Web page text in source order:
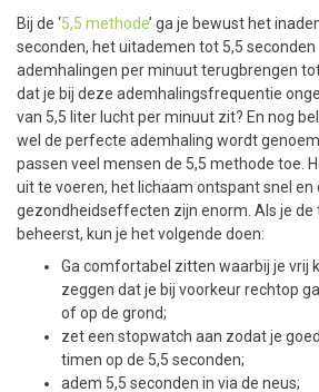
Bij de ‘5,5 methode’ ga je bewust het
seconden, het uitademen tot 5,5
ademhalingen per minuut terugbrengen
dat je bij deze ademhalingsfrequentie
van 5,5 liter lucht per minuut zit? En nog
wel de perfecte ademhaling wordt
passen veel mensen de 5,5 methode toe.
uit te voeren, het lichaam ontspant snel en
gezondheidseffecten zijn enorm. Als je de
beheerst, kun je het volgende doen:
Ga comfortabel zitten waarbij je vrij
zeggen dat je bij voorkeur rechtop
of op de grond;
zet een stopwatch aan zodat je
timen op de 5,5 seconden;
adem 5,5 seconden in via de neus;